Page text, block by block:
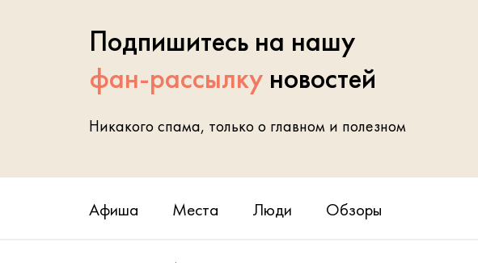
Подпишитесь на нашу
фан-рассылку новостей
Никакого спама, только о главном и полезном
Афиша Места Люди Обзоры